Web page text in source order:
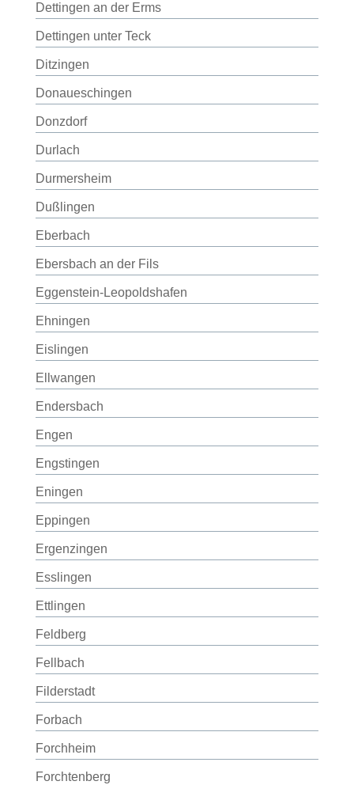
Dettingen an der Erms
Dettingen unter Teck
Ditzingen
Donaueschingen
Donzdorf
Durlach
Durmersheim
Dußlingen
Eberbach
Ebersbach an der Fils
Eggenstein-Leopoldshafen
Ehningen
Eislingen
Ellwangen
Endersbach
Engen
Engstingen
Eningen
Eppingen
Ergenzingen
Esslingen
Ettlingen
Feldberg
Fellbach
Filderstadt
Forbach
Forchheim
Forchtenberg